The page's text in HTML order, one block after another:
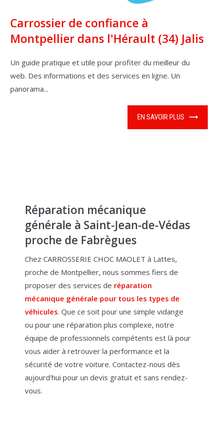
Carrossier de confiance à
Montpellier dans l'Hérault (34) Jalis
Un guide pratique et utile pour profiter du meilleur du
web. Des informations et des services en ligne. Un
panorama...
EN SAVOIR PLUS
Réparation mécanique
générale à Saint-Jean-de-Védas
proche de Fabrègues
Chez CARROSSERIE CHOC MAOLET à Lattes,
proche de Montpellier, nous sommes fiers de
proposer des services de réparation
mécanique générale pour tous les types de
véhicules. Que ce soit pour une simple vidange
ou pour une réparation plus complexe, notre
équipe de professionnels compétents est là pour
vous aider à retrouver la performance et la
sécurité de votre voiture. Contactez-nous dès
aujourd'hui pour un devis gratuit et sans rendez-
vous.